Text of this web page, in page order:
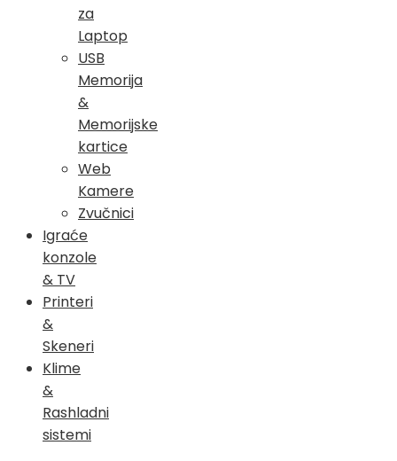
za
Laptop
USB
Memorija
&
Memorijske
kartice
Web
Kamere
Zvučnici
Igraće
konzole
& TV
Printeri
&
Skeneri
Klime
&
Rashladni
sistemi